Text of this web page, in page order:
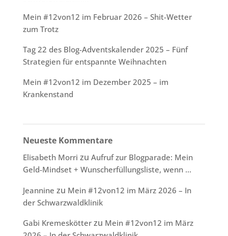
Mein #12von12 im Februar 2026 – Shit-Wetter
zum Trotz
Tag 22 des Blog-Adventskalender 2025 – Fünf
Strategien für entspannte Weihnachten
Mein #12von12 im Dezember 2025 – im
Krankenstand
Neueste Kommentare
Elisabeth Morri zu Aufruf zur Blogparade: Mein
Geld-Mindset + Wunscherfüllungsliste, wenn …
Jeannine zu Mein #12von12 im März 2026 – In
der Schwarzwaldklinik
Gabi Kremeskötterzu Mein #12von12 im März